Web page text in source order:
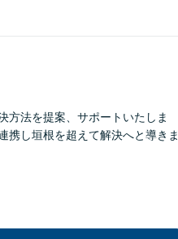
方法を提案、サポートいたしま
携し垣根を超えて解決へと導きま